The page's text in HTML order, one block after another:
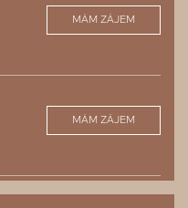
MÁM ZÁJEM
MÁM ZÁJEM